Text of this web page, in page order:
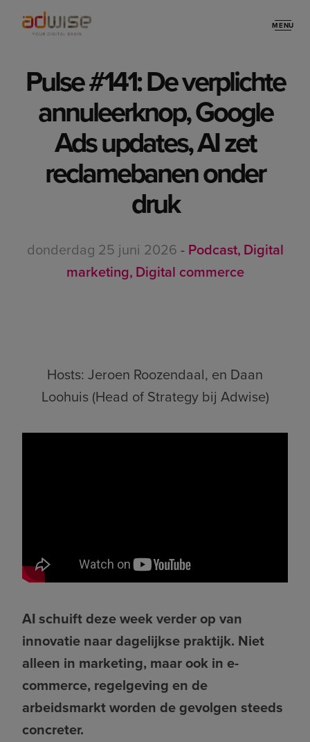
MENU
Pulse #141: De verplichte
annuleerknop, Google
Ads updates, AI zet
reclamebanen onder
druk
donderdag 25 juni 2026 - Podcast Digital
marketing Digital commerce
Hosts: Jeroen Roozendaal, en Daan
Loohuis (Head of Strategy bij Adwise)
AI schuift deze week verder op van
innovatie naar dagelijkse praktijk. Niet
alleen in marketing, maar ook in e-
commerce, regelgeving en de
arbeidsmarkt worden de gevolgen steeds
concreter.